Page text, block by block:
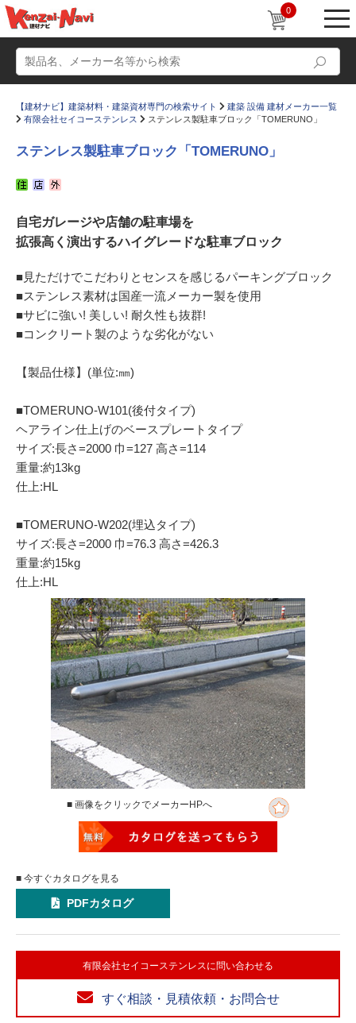
0
かたなび
Q＆A 販売・施工代理店募集
お気に入り
【建材ナビ】建築材料・建築資材専門の検索サイト
建築 設備 建材メーカー一覧
有限会社セイコーステンレス
ステンレス製駐車ブロック「TOMERUNO」
ステンレス製駐車ブロック「TOMERUNO」
自宅ガレージや店舗の駐車場を
拡張高く演出するハイグレードな駐車ブロック
■見ただけでこだわりとセンスを感じるパーキングブロック
■ステンレス素材は国産一流メーカー製を使用
■サビに強い! 美しい! 耐久性も抜群!
■コンクリート製のような劣化がない
【製品仕様】(単位:㎜)
■TOMERUNO-W101(後付タイプ)
ヘアライン仕上げのベースプレートタイプ
サイズ:長さ=2000 巾=127 高さ=114
重量:約13kg
仕上:HL
■TOMERUNO-W202(埋込タイプ)
サイズ:長さ=2000 巾=76.3 高さ=426.3
重量:約15kg
仕上:HL
■ 画像をクリックでメーカーHPへ
■ 今すぐカタログを見る
PDFカタログ
有限会社セイコーステンレスに問い合わせる
すぐ相談・見積依頼・お問合せ